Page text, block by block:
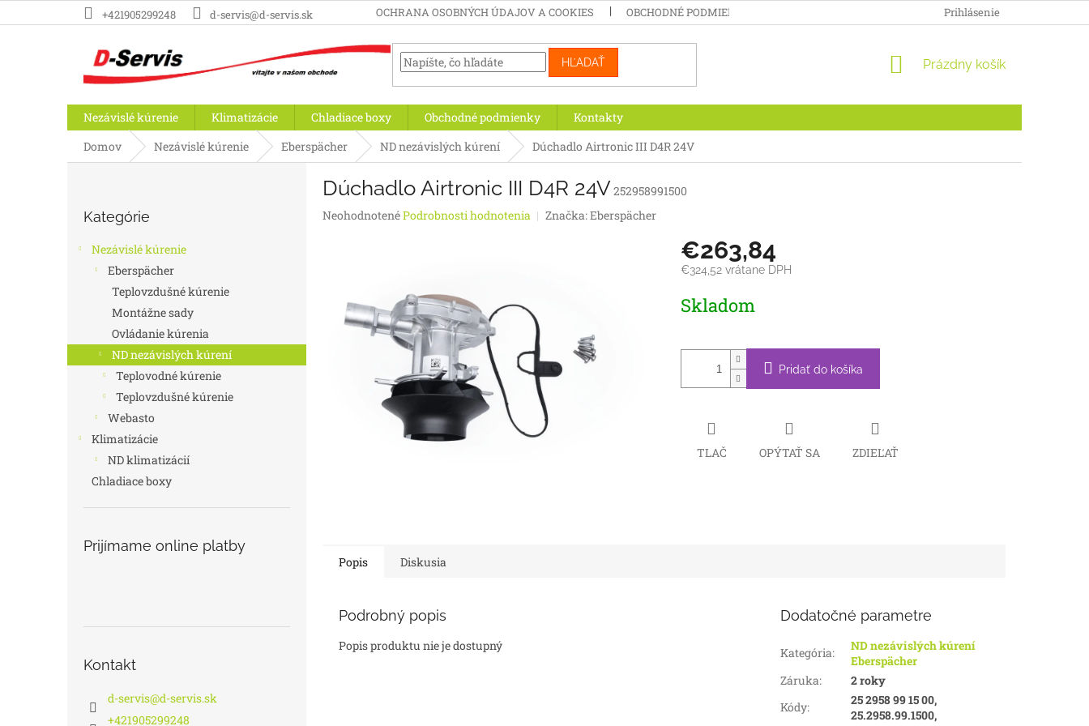
na
+421905299248 d-servis@d-servis.sk OCHRANA OSOBNÝCH ÚDAJOV A COOKIES OBCHODNÉ PODMIENKY ODSTÚPENIE OD ZMLUVY PRE
Prihlásenie
HĽADAŤ
NÁKUPNÝ
Prázdny košík
Nezávislé kúrenie Klimatizácie Chladiace boxy Obchodné podmienky
Kontakty
Domov
Nezávislé kúrenie Eberspächer ND nezávislých kúrení Dúchadlo Airtronic III D4R 24V
kategórie
Kategórie
Nezávislé kúrenie
Eberspächer
Teplovzdušné kúrenie
Montážne sady
Ovládanie kúrenia
ND nezávislých kúrení
Teplovodné kúrenie
Teplovzdušné kúrenie
Webasto
Klimatizácie
ND klimatizácií
Chladiace boxy
Prijímame online platby
Kontakt
d-servis@d-servis.sk
+421905299248
Dúchadlo Airtronic III D4R 24V252958991500
Priemerné
hviezdičiek.
NeohodnotenéPodrobnosti hodnotenia Značka:Eberspächer
€263,84
€324,52 vrátane DPH
cena:
Skladom
Pridať do košíka
TLAČ OPÝTAŤ SA ZDIEĽAŤ
Popis Diskusia
Podrobný popis
Popis produktu nie je dostupný
Dodatočné parametre
Kategória:
ND nezávislých kúrení
Eberspächer
Záruka:
2 roky
Kódy:
25 2958 99 15 00,
25.2958.99.1500,